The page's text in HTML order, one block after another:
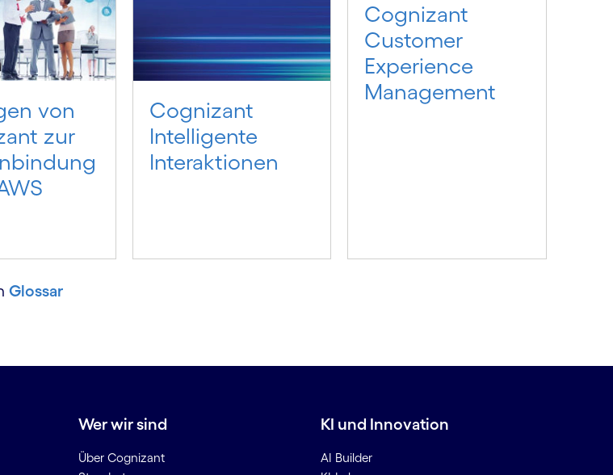
von
zur
Cognizant
Intelligente
Interaktionen
Cognizant
Customer
Experience
Management
Glossar
Wer wir sind
Über Cognizant
KI und Innovation
AI Builder